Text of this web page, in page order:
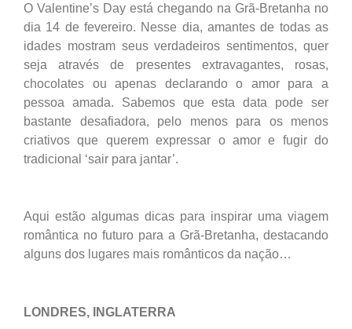
O Valentine’s Day está chegando na Grã-Bretanha no
dia 14 de fevereiro. Nesse dia, amantes de todas as
idades mostram seus verdadeiros sentimentos, quer
seja através de presentes extravagantes, rosas,
chocolates ou apenas declarando o amor para a
pessoa amada. Sabemos que esta data pode ser
bastante desafiadora, pelo menos para os menos
criativos que querem expressar o amor e fugir do
tradicional ‘sair para jantar’.
Aqui estão algumas dicas para inspirar uma viagem
romântica no futuro para a Grã-Bretanha, destacando
alguns dos lugares mais românticos da nação…
LONDRES, INGLATERRA